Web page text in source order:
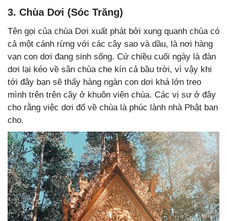
3. Chùa Dơi (Sóc Trăng)
Tên gọi của chùa Dơi xuất phát bởi xung quanh chùa có
cả một cánh rừng với các cây sao và dầu, là nơi hàng
vạn con dơi đang sinh sống. Cứ chiều cuối ngày là đàn
dơi lại kéo về sân chùa che kín cả bầu trời, vì vậy khi
tới đây bạn sẽ thấy hàng ngàn con dơi khá lớn treo
mình trên trên cây ở khuôn viên chùa. Các vị sư ở đây
cho rằng việc dơi đổ về chùa là phúc lành nhà Phật ban
cho.